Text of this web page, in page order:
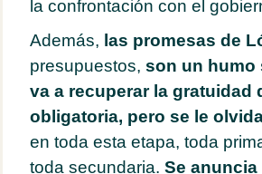
la confrontación con el
Además, las promesas de
presupuestos, son un humo
va a recuperar la gratuidad
obligatoria, pero se le
en toda esta etapa, toda
toda secundaria. Se anuncia